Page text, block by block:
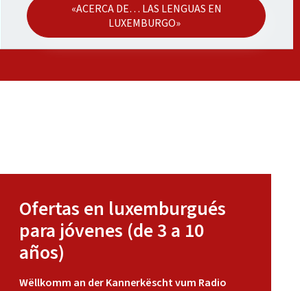
«ACERCA DE… LAS LENGUAS EN
LUXEMBURGO»
Ofertas en luxemburgués
para jóvenes (de 3 a 10
años)
Wëllkomm an der Kannerkëscht vum Radio